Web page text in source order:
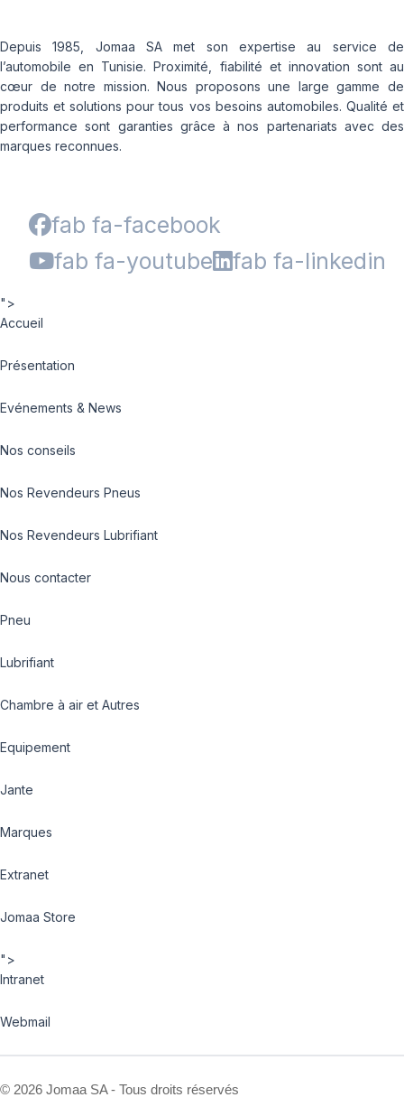
Depuis 1985, Jomaa SA met son expertise au service de
l’automobile en Tunisie. Proximité, fiabilité et innovation sont au
cœur de notre mission. Nous proposons une large gamme de
produits et solutions pour tous vos besoins automobiles. Qualité et
performance sont garanties grâce à nos partenariats avec des
marques reconnues.
fab fa-facebook
fab fa-youtube
fab fa-linkedin
">
Accueil
Présentation
Evénements & News
Nos conseils
Nos Revendeurs Pneus
Nos Revendeurs Lubrifiant
Nous contacter
Pneu
Lubrifiant
Chambre à air et Autres
Equipement
Jante
Marques
Extranet
Jomaa Store
">
Intranet
Webmail
© 2026 Jomaa SA - Tous droits réservés